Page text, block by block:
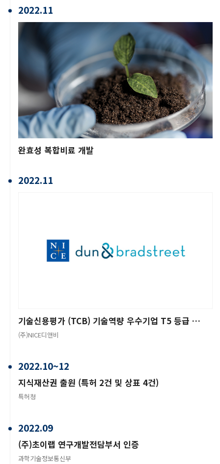
2022.11
완효성 복합비료 개발
2022.11
기술신용평가 (TCB) 기술역량 우수기업 T5 등급 획득
(주)NICE디앤비
2022.10~12
지식재산권 출원 (특허 2건 및 상표 4건)
특허청
2022.09
(주)초이랩 연구개발전담부서 인증
과학기술정보통신부